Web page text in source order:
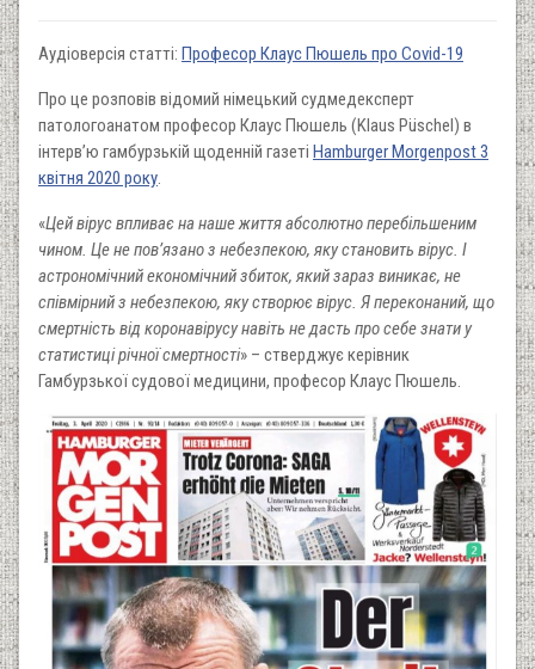
Аудіоверсія статті: Професор Клаус Пюшель про Covid-19
Про це розповів відомий німецький судмедексперт
патологоанатом професор Клаус Пюшель (Klaus Püschel) в
інтерв’ю гамбурзькій щоденній газеті Hamburger Morgenpost 3
квітня 2020 року
«Цей вірус впливає на наше життя абсолютно перебільшеним
чином. Це не пов’язано з небезпекою, яку становить вірус. І
астрономічний економічний збиток, який зараз виникає, не
співмірний з небезпекою, яку створює вірус. Я переконаний, що
смертність від коронавірусу навіть не дасть про себе знати у
статистиці річної смертності» – стверджує керівник
Гамбурзької судової медицини, професор Клаус Пюшель.